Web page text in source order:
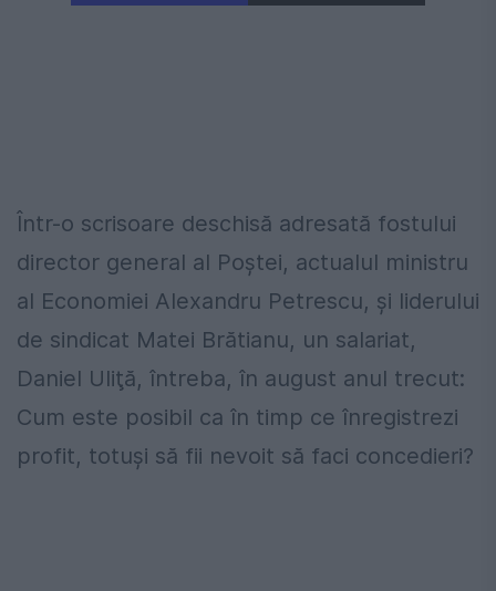
Într-o scrisoare deschisă adresată fostului
director general al Poştei, actualul ministru
al Economiei Alexandru Petrescu, şi liderului
de sindicat Matei Brătianu, un salariat,
Daniel Uliţă, întreba, în august anul trecut:
Cum este posibil ca în timp ce înregistrezi
profit, totuşi să fii nevoit să faci concedieri?